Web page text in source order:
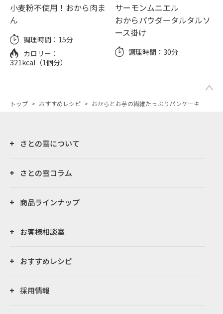
小麦粉不使用！おから肉ま
ん
調理時間： 15分
カロリー：
321kcal（1個分）
サーモンムニエル
おからパウダータルタルソ
ース掛け
調理時間： 30分
トップ > おすすめレシピ > おからとお芋の繊維たっぷりパンケーキ
さとの雪について
さとの雪コラム
商品ラインナップ
お客様相談室
おすすめレシピ
採用情報